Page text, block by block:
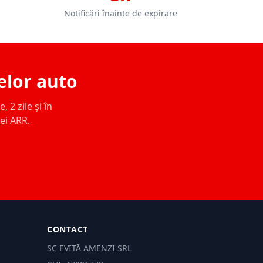
Notificări înainte de expirare
auto
2 zile și în
ARR.
CONTACT
SC EVITĂ AMENZI SRL